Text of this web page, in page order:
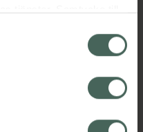
samtycke påverkar inte
innan återkallelsen.